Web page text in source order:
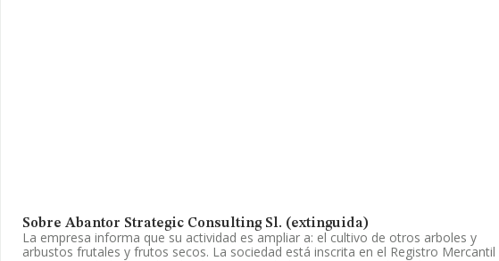
Sobre Abantor Strategic Consulting Sl. (extinguida)
La empresa informa que su actividad es ampliar a: el cultivo de otros arboles y
arbustos frutales y frutos secos. La sociedad está inscrita en el Registro Mercantil